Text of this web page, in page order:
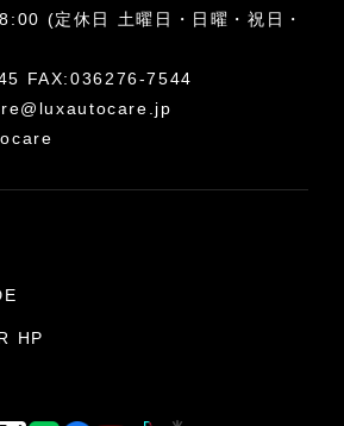
(定休日 土曜日・日曜・祝日・
FAX:036276-7544
HP